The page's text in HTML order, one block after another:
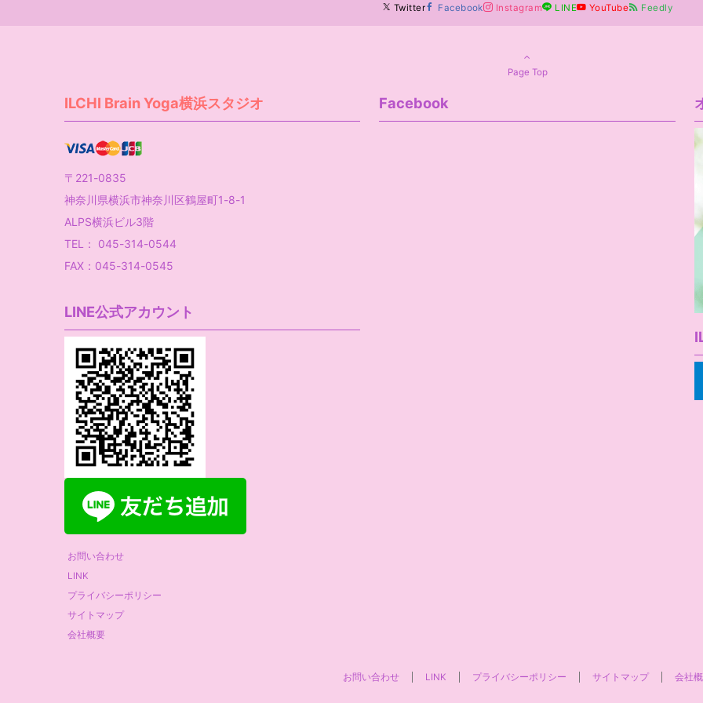
Twitter Facebook Instagram LINE YouTube Feedly
Page Top
ILCHI Brain Yoga横浜スタジオ
〒221-0835
神奈川県横浜市神奈川区鶴屋町1-8-1
ALPS横浜ビル3階
TEL： 045-314-0544
FAX：045-314-0545
LINE公式アカウント
お問い合わせ
LINK
プライバシーポリシー
サイトマップ
会社概要
Facebook
お問い合わせ LINK プライバシーポリシー サイトマップ 会社